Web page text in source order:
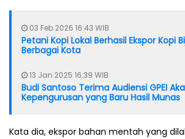
03 Feb 2026 16:43 WIB
Petani Kopi Lokal Berhasil Ekspor Kopi
Berbagai Kota
13 Jan 2025 16:39 WIB
Budi Santoso Terima Audiensi GPEI
Kepengurusan yang Baru Hasil Munas
Kata dia, ekspor bahan mentah yang